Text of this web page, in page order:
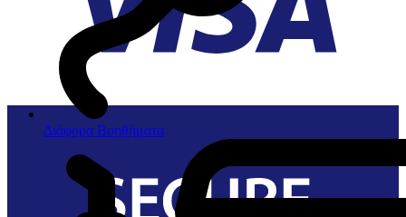
Διάφορα Βοηθήματα